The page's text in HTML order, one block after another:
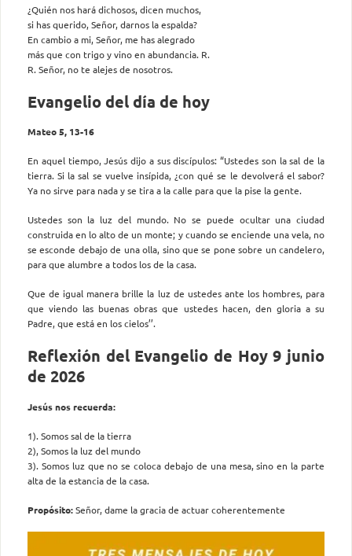
¿Quién nos hará dichosos, dicen muchos,
si has querido, Señor, darnos la espalda?
En cambio a mi, Señor, me has alegrado
más que con trigo y vino en abundancia. R.
R. Señor, no te alejes de nosotros.
Evangelio del día de hoy
Mateo 5, 13-16
En aquel tiempo, Jesús dijo a sus discípulos: “Ustedes son la sal de la
tierra. Si la sal se vuelve insípida, ¿con qué se le devolverá el sabor?
Ya no sirve para nada y se tira a la calle para que la pise la gente.
Ustedes son la luz del mundo. No se puede ocultar una ciudad
construida en lo alto de un monte; y cuando se enciende una vela, no
se esconde debajo de una olla, sino que se pone sobre un candelero,
para que alumbre a todos los de la casa.
Que de igual manera brille la luz de ustedes ante los hombres, para
que viendo las buenas obras que ustedes hacen, den gloria a su
Padre, que está en los cielos’’.
Reflexión del Evangelio de Hoy 9 junio
de 2026
Jesús nos recuerda:
1). Somos sal de la tierra
2), Somos la luz del mundo
3). Somos luz que no se coloca debajo de una mesa, sino en la parte
alta de la estancia de la casa.
Propósito:Señor, dame la gracia de actuar coherentemente